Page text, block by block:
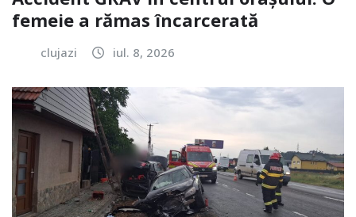
femeie a rămas încarcerată
clujazi iul. 8, 2026